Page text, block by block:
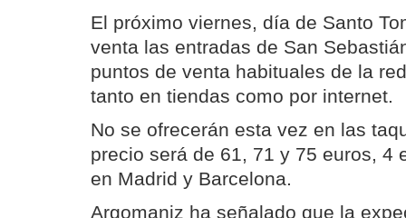
El próximo viernes, día de Santo
venta las entradas de San
puntos de venta habituales de la
tanto en tiendas como por internet.
No se ofrecerán esta vez en las
precio será de 61, 71 y 75 euros, 4
en Madrid y Barcelona.
Argomaniz ha señalado que la